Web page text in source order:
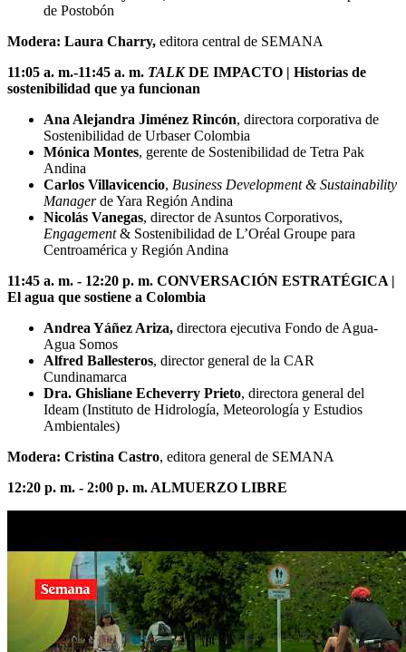
de Postobón
Modera: Laura Charry, editora central de SEMANA
11:05 a. m.-11:45 a. m. TALKDE IMPACTO | Historias de
sostenibilidad que ya funcionan
Ana Alejandra Jiménez Rincón, directora corporativa de
Sostenibilidad de Urbaser Colombia
Mónica Montes, gerente de Sostenibilidad de Tetra Pak
Andina
Carlos Villavicencio, Business Development & Sustainability
Managerde Yara Región Andina
Nicolás Vanegas, director de Asuntos Corporativos,
Engagement& Sostenibilidad de L’Oréal Groupe para
Centroamérica y Región Andina
11:45 a. m. - 12:20 p. m. CONVERSACIÓN ESTRATÉGICA |
El agua que sostiene a Colombia
Andrea Yáñez Ariza, directora ejecutiva Fondo de Agua-
Agua Somos
Alfred Ballesteros, director general de la CAR
Cundinamarca
Dra. Ghisliane Echeverry Prieto, directora general del
Ideam (Instituto de Hidrología, Meteorología y Estudios
Ambientales)
Modera: Cristina Castro, editora general de SEMANA
12:20 p. m. - 2:00 p. m. ALMUERZO LIBRE